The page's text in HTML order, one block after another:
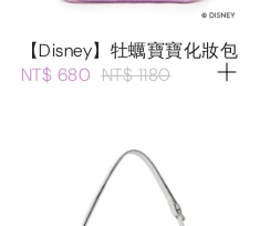
【Disney】牡蠣寶寶化妝包
NT$ 680 NT$ 1180